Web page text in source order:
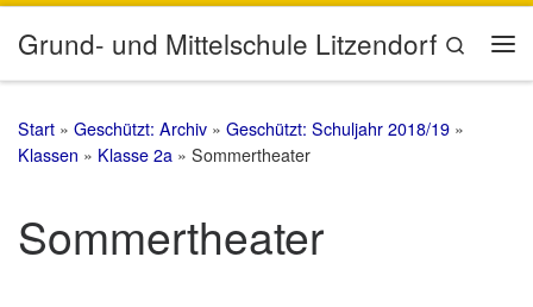
Zum Inhalt springen
Grund- und Mittelschule Litzendorf
Search
Start » Geschützt: Archiv » Geschützt: Schuljahr 2018/19 »
Klassen » Klasse 2a » Sommertheater
Sommertheater